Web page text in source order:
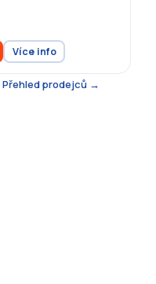
Více info
Přehled prodejců →